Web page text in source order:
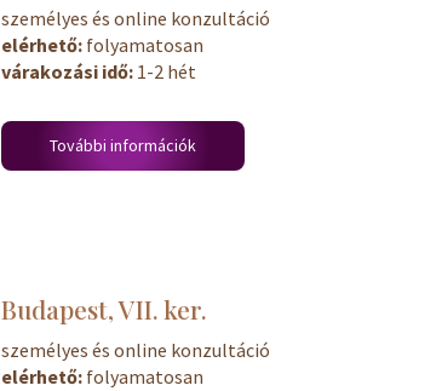
személyes és online konzultáció
elérhető: folyamatosan
várakozási idő: 1-2 hét
További információk
Budapest, VII. ker.
személyes és online konzultáció
elérhető: folyamatosan